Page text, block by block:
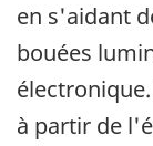
en s'aidant
bouées
à partir de